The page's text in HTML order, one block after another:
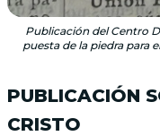
Publicación del Centro
puesta de la piedra para
PUBLICACIÓN
CRISTO